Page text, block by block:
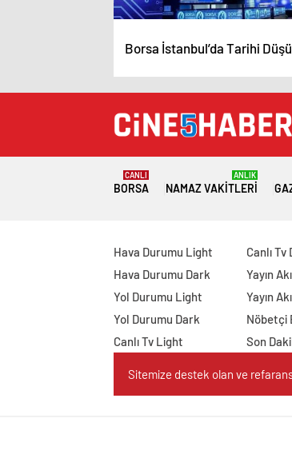
Borsa İstanbul’da Tarihi
BORSA
CANLI
NAMAZ VAKITLERI
ANLIK
Hava Durumu Light
Hava Durumu Dark
Yol Durumu Light
Yol Durumu Dark
Canlı Tv Light
Canlı Tv
Yayın
Yayın
Nöbetçi
Son
Sitemize destek olan ve